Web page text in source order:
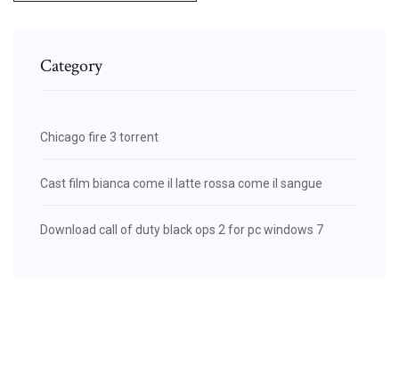
Category
Chicago fire 3 torrent
Cast film bianca come il latte rossa come il sangue
Download call of duty black ops 2 for pc windows 7